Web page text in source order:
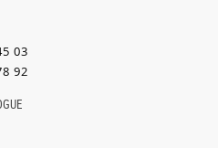
03
92